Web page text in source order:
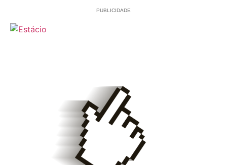
PUBLICIDADE